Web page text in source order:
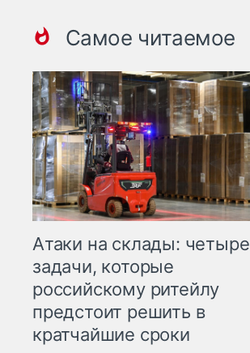
Самое читаемое
Атаки на склады: четыре
задачи, которые
российскому ритейлу
предстоит решить в
кратчайшие сроки